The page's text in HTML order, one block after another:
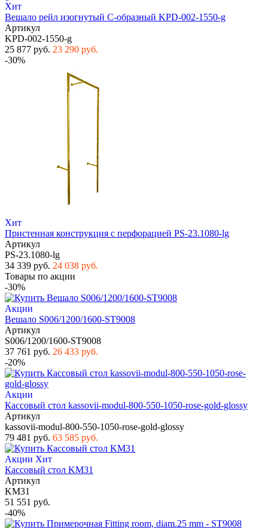
Хит
Вешало рейл изогнутый С-образный KPD-002-1550-g
Артикул
KPD-002-1550-g
25 877 руб. 23 290 руб.
-30%
Хит
Пристенная конструкция с перфорацией PS-23.1080-lg
Артикул
PS-23.1080-lg
34 339 руб. 24 038 руб.
Товары по акции
-30%
Акции
Вешало S006/1200/1600-ST9008
Артикул
S006/1200/1600-ST9008
37 761 руб. 26 433 руб.
-20%
Акции
Кассовый стол kassovii-modul-800-550-1050-rose-gold-glossy
Артикул
kassovii-modul-800-550-1050-rose-gold-glossy
79 481 руб. 63 585 руб.
Акции Хит
Кассовый стол KM31
Артикул
KM31
51 551 руб.
-40%